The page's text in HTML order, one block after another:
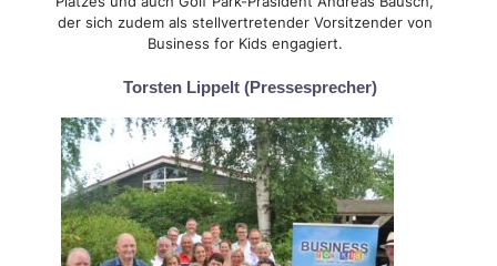
der sich zudem als stellvertretender Vorsitzender von
Business for Kids engagiert.
Torsten Lippelt (Pressesprecher)